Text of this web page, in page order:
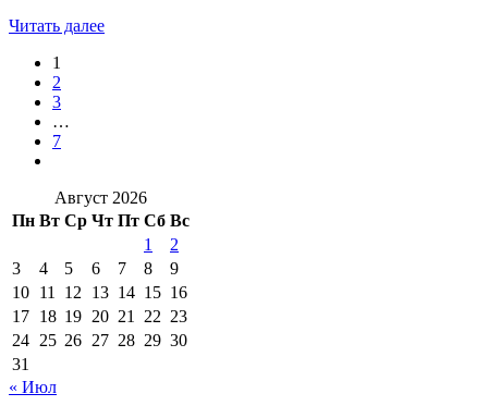
Читать далее
1
2
3
…
7
Август 2026
Пн Вт Ср Чт Пт Сб Вс
1
2
3
4 5 6 7 8
9
10 11 12 13 14 15 16
17 18 19 20 21 22 23
24 25 26 27 28 29 30
31
« Июл